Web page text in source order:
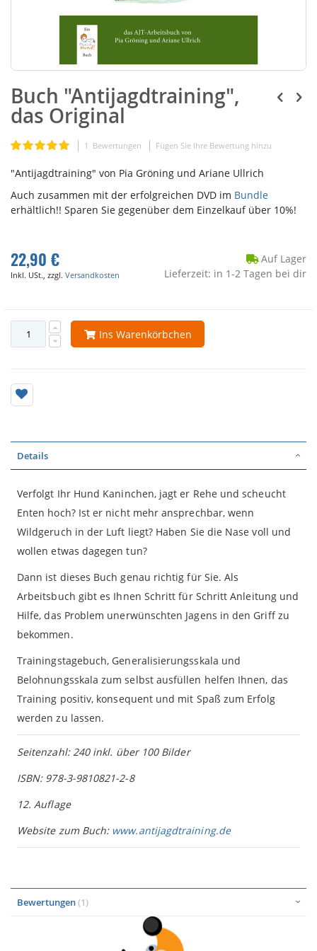
Buch "Antijagdtraining",
das Original
Bewertung: 1 Bewertungen Fügen Sie Ihre Bewertung hinzu
"Antijagdtraining" von Pia Gröning und Ariane Ullrich
Auch zusammen mit der erfolgreichen DVD im Bundle
erhältlich!! Sparen Sie gegenüber dem Einzelkauf über 10%!
22,90 €
Inkl. USt., zzgl. Versandkosten
Auf Lager
Lieferzeit: in 1-2 Tagen bei dir
Ins Warenkörbchen
Details
Verfolgt Ihr Hund Kaninchen, jagt er Rehe und scheucht
Enten hoch? Ist er nicht mehr ansprechbar, wenn
Wildgeruch in der Luft liegt? Haben Sie die Nase voll und
wollen etwas dagegen tun?
Dann ist dieses Buch genau richtig für Sie. Als
Arbeitsbuch gibt es Ihnen Schritt für Schritt Anleitung und
Hilfe, das Problem unerwünschten Jagens in den Griff zu
bekommen.
Trainingstagebuch, Generalisierungsskala und
Belohnungsskala zum selbst ausfüllen helfen Ihnen, das
Training positiv, konsequent und mit Spaß zum Erfolg
werden zu lassen.
Seitenzahl: 240 inkl. über 100 Bilder
ISBN: 978-3-9810821-2-8
12. Auflage
Website zum Buch: www.antijagdtraining.de
Bewertungen 1